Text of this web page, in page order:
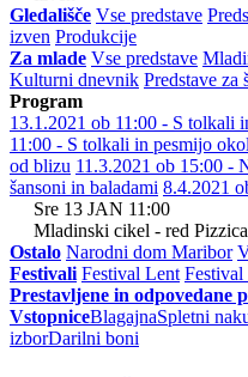
Gledališče Vse predstave
izven Produkcije
Za mlade Vse predstave
Kulturni dnevnik Predstave za
Program
13.1.2021 ob 11:00 - S tolkali
11:00 - S tolkali in pesmijo
od blizu 11.3.2021 ob 15:00 -
šansoni in baladami 8.4.2021
Sre 13 JAN 11:00
Mladinski cikel - red
Ostalo Narodni dom Maribor
Festivali Festival Lent
Prestavljene in odpovedane
VstopniceBlagajnaSpletni
izborDarilni boni